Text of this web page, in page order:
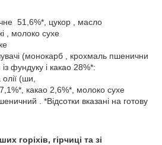
51,6%*, цукор , масло
, молоко сухе
(монокарб , крохмаль пшенични
фундуку і какао 28%*:
(ши,
какао 2,6%*, молоко сухе
. *Відсотки вказані на готову
горіхів, гірчиці та зі